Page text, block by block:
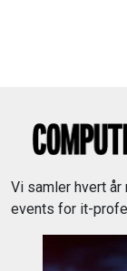
Vi samler hvert
events for it-